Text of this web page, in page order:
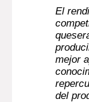
El
mejor
del